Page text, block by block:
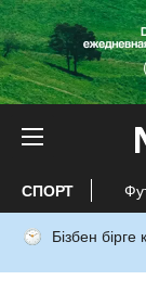
СПОРТ
Бізбен бірге